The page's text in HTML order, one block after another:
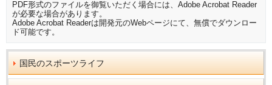
PDF形式のファイルを御覧いただく場合には、Adobe Acrobat Reader
が必要な場合があります。
Adobe Acrobat Readerは開発元のWebページにて、無償でダウンロー
ド可能です。
国民のスポーツライフ